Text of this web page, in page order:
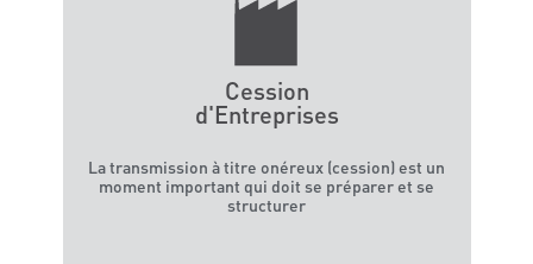
La fiscalité des particuliers et du dirigeant
Contrôle fiscal
Baux commerciaux
Cession
d'Entreprises
La transmission à titre onéreux (cession) est un
moment important qui doit se préparer et se
structurer